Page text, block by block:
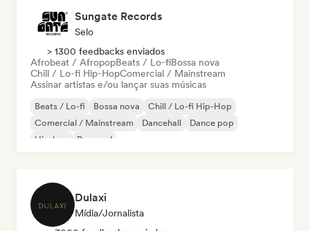
Sungate Records
Selo
> 1300 feedbacks enviados
Afrobeat / AfropopBeats / Lo-fiBossa nova
Chill / Lo-fi Hip-HopComercial / Mainstream
Assinar artistas e/ou lançar suas músicas
Beats / Lo-fi Bossa nova
Chill / Lo-fi Hip-Hop
Comercial / Mainstream
Dancehall
Dance pop
Hip-hop
Pop soul
Dulaxi
Mídia/Jornalista